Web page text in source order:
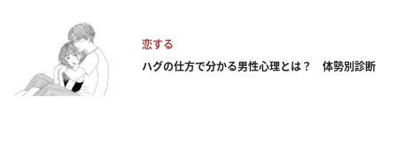
恋する
ハグの仕方で分かる男性心理とは？ 体勢別診断